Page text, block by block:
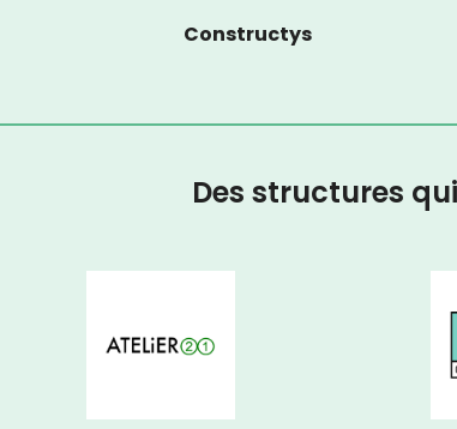
Constructys
Des structures